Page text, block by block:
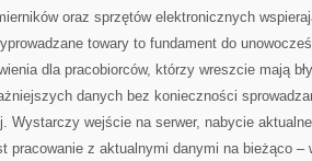
oraz sprzętów elektronicznych
towary to fundament do
dla pracobiorców, którzy wreszcie mają
danych bez konieczności
Wystarczy wejście na serwer, nabycie
pracowanie z aktualnymi danymi na bieżąco –